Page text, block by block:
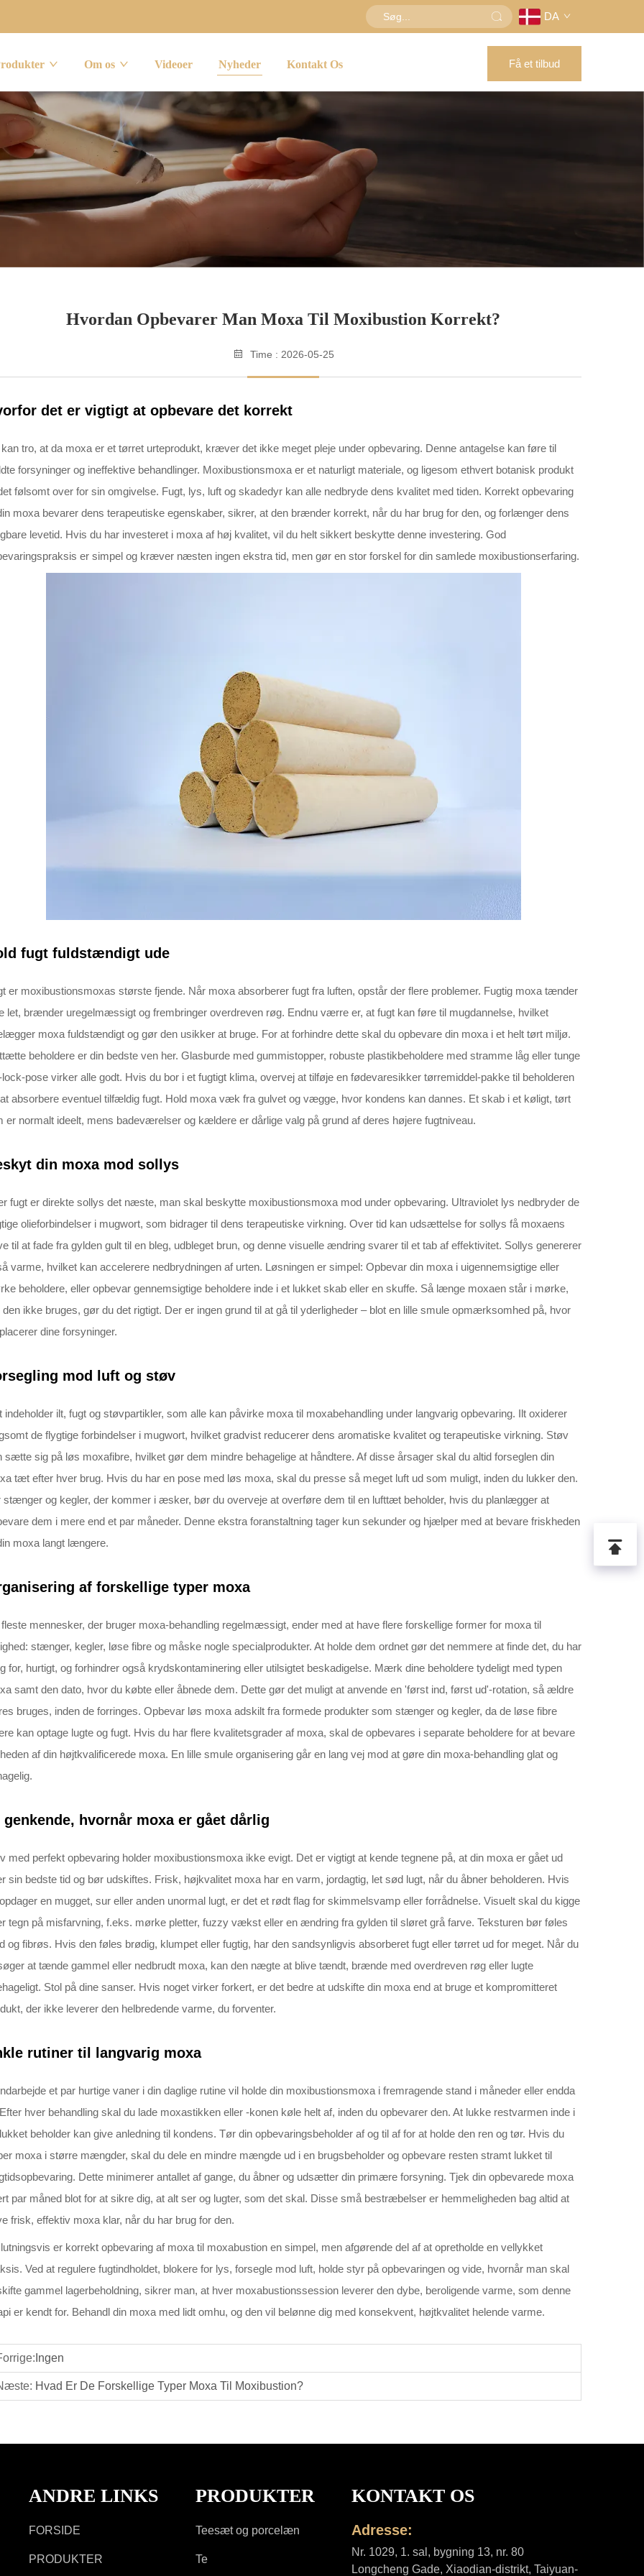
DA
Om os Videoer Nyheder Kontakt Os Få et tilbud
Hvordan Opbevarer Man Moxa Til Moxibustion Korrekt?
Time : 2026-05-25
det er vigtigt at opbevare det korrekt
tro, at da moxa er et tørret urteprodukt, kræver det ikke meget pleje under opbevaring. Denne antagelse kan føre til
forsyninger og ineffektive behandlinger. Moxibustionsmoxa er et naturligt materiale, og ligesom ethvert botanisk produkt
følsomt over for sin omgivelse. Fugt, lys, luft og skadedyr kan alle nedbryde dens kvalitet med tiden. Korrekt opbevaring
moxa bevarer dens terapeutiske egenskaber, sikrer, at den brænder korrekt, når du har brug for den, og forlænger dens
levetid. Hvis du har investeret i moxa af høj kvalitet, vil du helt sikkert beskytte denne investering. God
er simpel og kræver næsten ingen ekstra tid, men gør en stor forskel for din samlede moxibustionserfaring.
fugt fuldstændigt ude
er moxibustionsmoxas største fjende. Når moxa absorberer fugt fra luften, opstår der flere problemer. Fugtig moxa tænder
let, brænder uregelmæssigt og frembringer overdreven røg. Endnu værre er, at fugt kan føre til mugdannelse, hvilket
moxa fuldstændigt og gør den usikker at bruge. For at forhindre dette skal du opbevare din moxa i et helt tørt miljø.
beholdere er din bedste ven her. Glasburde med gummistopper, robuste plastikbeholdere med stramme låg eller tunge
pose virker alle godt. Hvis du bor i et fugtigt klima, overvej at tilføje en fødevaresikker tørremiddel-pakke til beholderen
absorbere eventuel tilfældig fugt. Hold moxa væk fra gulvet og vægge, hvor kondens kan dannes. Et skab i et køligt, tørt
er normalt ideelt, mens badeværelser og kældere er dårlige valg på grund af deres højere fugtniveau.
din moxa mod sollys
fugt er direkte sollys det næste, man skal beskytte moxibustionsmoxa mod under opbevaring. Ultraviolet lys nedbryder de
olieforbindelser i mugwort, som bidrager til dens terapeutiske virkning. Over tid kan udsættelse for sollys få moxaens
til at fade fra gylden gult til en bleg, udbleget brun, og denne visuelle ændring svarer til et tab af effektivitet. Sollys genererer
varme, hvilket kan accelerere nedbrydningen af urten. Løsningen er simpel: Opbevar din moxa i uigennemsigtige eller
beholdere, eller opbevar gennemsigtige beholdere inde i et lukket skab eller en skuffe. Så længe moxaen står i mørke,
den ikke bruges, gør du det rigtigt. Der er ingen grund til at gå til yderligheder – blot en lille smule opmærksomhed på, hvor
dine forsyninger.
mod luft og støv
indeholder ilt, fugt og støvpartikler, som alle kan påvirke moxa til moxabehandling under langvarig opbevaring. Ilt oxiderer
de flygtige forbindelser i mugwort, hvilket gradvist reducerer dens aromatiske kvalitet og terapeutiske virkning. Støv
sætte sig på løs moxafibre, hvilket gør dem mindre behagelige at håndtere. Af disse årsager skal du altid forseglen din
tæt efter hver brug. Hvis du har en pose med løs moxa, skal du presse så meget luft ud som muligt, inden du lukker den.
stænger og kegler, der kommer i æsker, bør du overveje at overføre dem til en lufttæt beholder, hvis du planlægger at
dem i mere end et par måneder. Denne ekstra foranstaltning tager kun sekunder og hjælper med at bevare friskheden
moxa langt længere.
af forskellige typer moxa
mennesker, der bruger moxa-behandling regelmæssigt, ender med at have flere forskellige former for moxa til
stænger, kegler, løse fibre og måske nogle specialprodukter. At holde dem ordnet gør det nemmere at finde det, du har
for, hurtigt, og forhindrer også krydskontaminering eller utilsigtet beskadigelse. Mærk dine beholdere tydeligt med typen
samt den dato, hvor du købte eller åbnede dem. Dette gør det muligt at anvende en 'først ind, først ud'-rotation, så ældre
bruges, inden de forringes. Opbevar løs moxa adskilt fra formede produkter som stænger og kegler, da de løse fibre
kan optage lugte og fugt. Hvis du har flere kvalitetsgrader af moxa, skal de opbevares i separate beholdere for at bevare
af din højtkvalificerede moxa. En lille smule organisering går en lang vej mod at gøre din moxa-behandling glat og
genkende, hvornår moxa er gået dårlig
med perfekt opbevaring holder moxibustionsmoxa ikke evigt. Det er vigtigt at kende tegnene på, at din moxa er gået ud
sin bedste tid og bør udskiftes. Frisk, højkvalitet moxa har en varm, jordagtig, let sød lugt, når du åbner beholderen. Hvis
en mugget, sur eller anden unormal lugt, er det et rødt flag for skimmelsvamp eller forrådnelse. Visuelt skal du kigge
tegn på misfarvning, f.eks. mørke pletter, fuzzy vækst eller en ændring fra gylden til sløret grå farve. Teksturen bør føles
og fibrøs. Hvis den føles brødig, klumpet eller fugtig, har den sandsynligvis absorberet fugt eller tørret ud for meget. Når du
at tænde gammel eller nedbrudt moxa, kan den nægte at blive tændt, brænde med overdreven røg eller lugte
Stol på dine sanser. Hvis noget virker forkert, er det bedre at udskifte din moxa end at bruge et kompromitteret
der ikke leverer den helbredende varme, du forventer.
rutiner til langvarig moxa
et par hurtige vaner i din daglige rutine vil holde din moxibustionsmoxa i fremragende stand i måneder eller endda
hver behandling skal du lade moxastikken eller -konen køle helt af, inden du opbevarer den. At lukke restvarmen inde i
beholder kan give anledning til kondens. Tør din opbevaringsbeholder af og til af for at holde den ren og tør. Hvis du
moxa i større mængder, skal du dele en mindre mængde ud i en brugsbeholder og opbevare resten stramt lukket til
Dette minimerer antallet af gange, du åbner og udsætter din primære forsyning. Tjek din opbevarede moxa
par måned blot for at sikre dig, at alt ser og lugter, som det skal. Disse små bestræbelser er hemmeligheden bag altid at
frisk, effektiv moxa klar, når du har brug for den.
er korrekt opbevaring af moxa til moxabustion en simpel, men afgørende del af at opretholde en vellykket
Ved at regulere fugtindholdet, blokere for lys, forsegle mod luft, holde styr på opbevaringen og vide, hvornår man skal
gammel lagerbeholdning, sikrer man, at hver moxabustionssession leverer den dybe, beroligende varme, som denne
er kendt for. Behandl din moxa med lidt omhu, og den vil belønne dig med konsekvent, højtkvalitet helende varme.
Ingen
Hvad Er De Forskellige Typer Moxa Til Moxibustion?
ANDRE LINKS
FORSIDE
PRODUKTER
PRODUKTER
Teesæt og porcelæn
Te
KONTAKT OS
Adresse:
Nr. 1029, 1. sal, bygning 13, nr. 80
Longcheng Gade, Xiaodian-distrikt, Taiyuan-